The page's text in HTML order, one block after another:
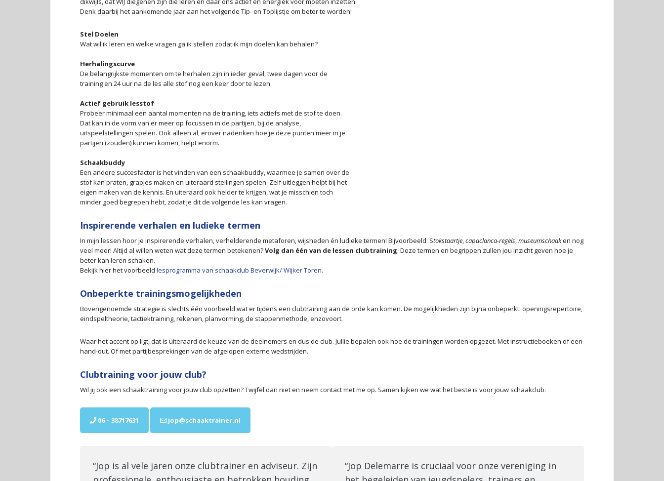
Denk daarbij het aankomende jaar aan het volgende Tip- en Toplijstje om beter te worden!
Stel Doelen
Wat wil ik leren en welke vragen ga ik stellen zodat ik mijn doelen kan behalen?
Herhalingscurve
De belangrijkste momenten om te herhalen zijn in ieder geval, twee dagen voor de
training en 24 uur na de les alle stof nog een keer door te lezen.
Actief gebruik lesstof
Probeer minimaal een aantal momenten na de training, iets actiefs met de stof te doen.
Dat kan in de vorm van er meer op focussen in de partijen, bij de analyse,
uitspeelstellingen spelen. Ook alleen al, erover nadenken hoe je deze punten meer in je
partijen (zouden) kunnen komen, helpt enorm.
Schaakbuddy
Een andere succesfactor is het vinden van een schaakbuddy, waarmee je samen over de
stof kan praten, grapjes maken en uiteraard stellingen spelen. Zelf uitleggen helpt bij het
eigen maken van de kennis. En uiteraard ook helder te krijgen, wat je misschien toch
minder goed begrepen hebt, zodat je dit de volgende les kan vragen.
Inspirerende verhalen en ludieke termen
In mijn lessen hoor je inspirerende verhalen, verhelderende metaforen, wijsheden én ludieke termen! Bijvoorbeeld: Stokstaartje,capaclanca-regels,museumschaaken nog
veel meer! Altijd al willen weten wat deze termen betekenen?Volg dan één van de lessen clubtraining. Deze termen en begrippen zullen jou inzicht geven hoe je
beter kan leren schaken.
Bekijk hier het voorbeeld lesprogramma van schaakclub Beverwijk/ Wijker Toren.
Onbeperkte trainingsmogelijkheden
Bovengenoemde strategie is slechts één voorbeeld wat er tijdens een clubtraining aan de orde kan komen. De mogelijkheden zijn bijna onbeperkt: openingsrepertoire,
eindspeltheorie, tactiektraining, rekenen, planvorming, de stappenmethode, enzovoort.
Waar het accent op ligt, dat is uiteraard de keuze van de deelnemers en dus de club. Jullie bepalen ook hoe de trainingen worden opgezet. Met instructieboeken of een
hand-out. Of met partijbesprekingen van de afgelopen externe wedstrijden.
Clubtraining voor jouw club?
Wil jij ook een schaaktraining voor jouw club opzetten? Twijfel dan niet en neem contact met me op. Samen kijken we wat het beste is voor jouw schaakclub.
06 – 38717631 jop@schaaktrainer.nl
“Jop is al vele jaren onze clubtrainer en adviseur. Zijn
“Jop Delemarre is cruciaal voor onze vereniging in